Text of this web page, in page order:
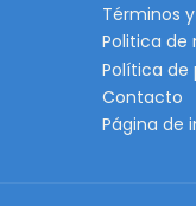
Términos
Politica de
Política de
Contacto
Página de